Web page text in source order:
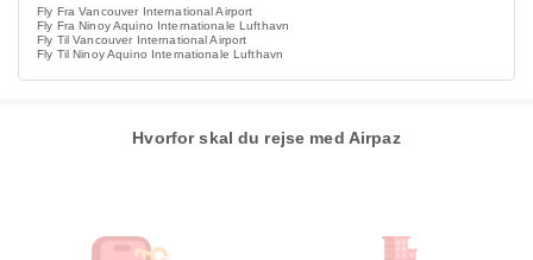
Fly Fra Vancouver International Airport
Fly Fra Ninoy Aquino Internationale Lufthavn
Fly Til Vancouver International Airport
Fly Til Ninoy Aquino Internationale Lufthavn
Hvorfor skal du rejse med Airpaz